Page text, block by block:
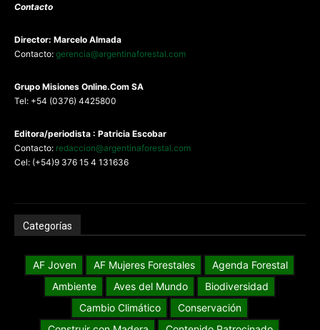
Contacto
Director: Marcelo Almada
Contacto: gerencia@argentinaforestal.com
Grupo Misiones Online.Com SA
Tel: +54 (0376) 4425800
Editora/periodista : Patricia Escobar
Contacto: redaccion@argentinaforestal.com
Cel: (+54)9 376 15 4 131636
Categorías
AF Joven AF Mujeres Forestales
Agenda Forestal
Ambiente
Aves del Mundo
Biodiversidad
Cambio Climático
Conservación